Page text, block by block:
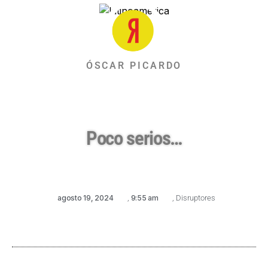
ÓSCAR PICARDO
Poco serios…
agosto 19, 2024 9:55 am Disruptores